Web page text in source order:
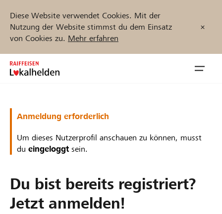
Diese Website verwendet Cookies. Mit der
Nutzung der Website stimmst du dem Einsatz
von Cookies zu. Mehr erfahren
Zum
Inhalt
Unterstützen
Jetzt starten
Anmeldung erforderlich
Um dieses Nutzerprofil anschauen zu können, musst
du eingeloggt sein.
Du bist bereits registriert?
Jetzt anmelden!